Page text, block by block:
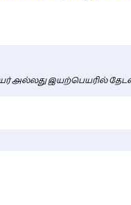
அல்லது இயற்பெயரில்